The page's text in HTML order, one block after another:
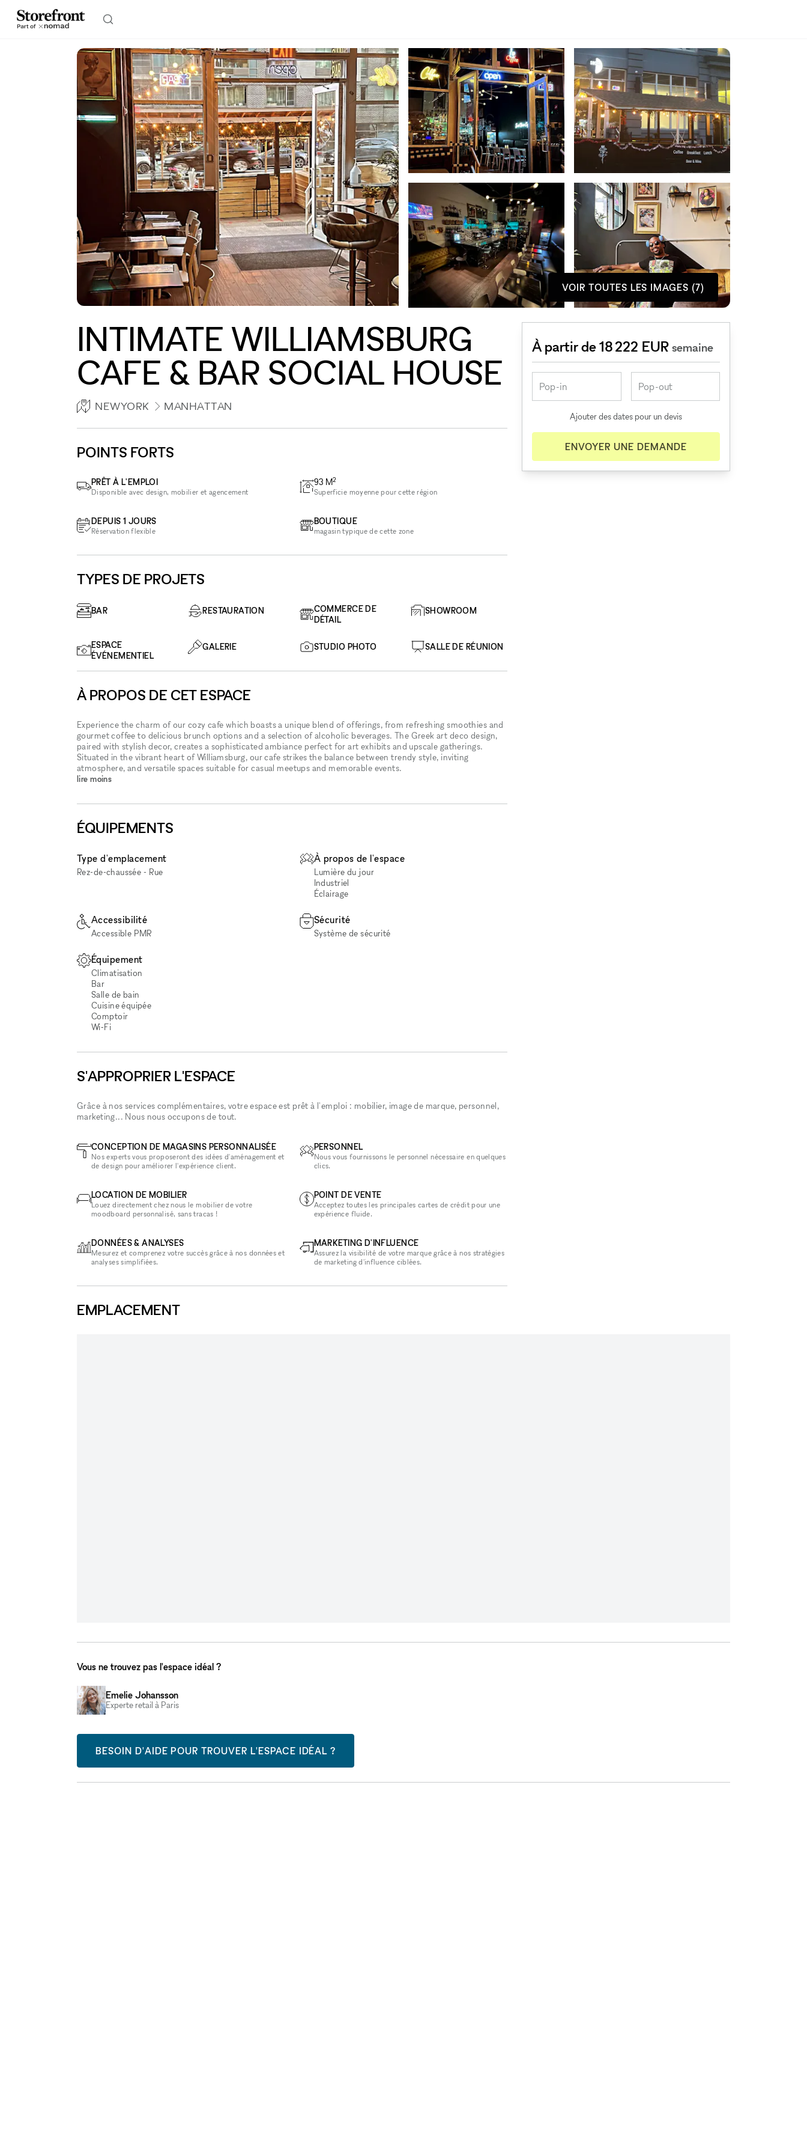
VOIR TOUTES LES IMAGES (7)
INTIMATE WILLIAMSBURG
CAFE & BAR SOCIAL HOUSE
NEWYORK MANHATTAN
POINTS FORTS
PRÊT À L'EMPLOI
Disponible avec design, mobilier et agencement
DEPUIS 1 JOURS
Réservation flexible
93 M2
Superficie moyenne pour cette région
BOUTIQUE
magasin typique de cette zone
TYPES DE PROJETS
BAR RESTAURATION
COMMERCE DE
DÉTAIL
SHOWROOM
ESPACE
ÉVÉNEMENTIEL
GALERIE STUDIO PHOTO SALLE DE RÉUNION
À PROPOS DE CET ESPACE
Experience the charm of our cozy cafe which boasts a unique blend of offerings, from refreshing smoothies and
gourmet coffee to delicious brunch options and a selection of alcoholic beverages. The Greek art deco design,
paired with stylish decor, creates a sophisticated ambiance perfect for art exhibits and upscale gatherings.
Situated in the vibrant heart of Williamsburg, our cafe strikes the balance between trendy style, inviting
atmosphere, and versatile spaces suitable for casual meetups and memorable events.
lire moins
ÉQUIPEMENTS
Type d'emplacement
Rez-de-chaussée - Rue
À propos de l'espace
Lumière du jour
Industriel
Éclairage
Accessibilité
Accessible PMR
Sécurité
Système de sécurité
Équipement
Climatisation
Bar
Salle de bain
Cuisine équipée
Comptoir
Wi‑Fi
S'APPROPRIER L'ESPACE
Grâce à nos services complémentaires, votre espace est prêt à l'emploi : mobilier, image de marque, personnel,
marketing... Nous nous occupons de tout.
CONCEPTION DE MAGASINS PERSONNALISÉE
Nos experts vous proposeront des idées d'aménagement et
de design pour améliorer l'expérience client.
LOCATION DE MOBILIER
Louez directement chez nous le mobilier de votre
moodboard personnalisé, sans tracas !
DONNÉES & ANALYSES
Mesurez et comprenez votre succès grâce à nos données et
analyses simplifiées.
PERSONNEL
Nous vous fournissons le personnel nécessaire en quelques
clics.
POINT DE VENTE
Acceptez toutes les principales cartes de crédit pour une
expérience fluide.
MARKETING D'INFLUENCE
Assurez la visibilité de votre marque grâce à nos stratégies
de marketing d'influence ciblées.
À partir de 18 222 EURsemaine
Ajouter des dates pour un devis
ENVOYER UNE DEMANDE
EMPLACEMENT
Vous ne trouvez pas l'espace idéal ?
Emelie Johansson
Experte retail à Paris
BESOIN D'AIDE POUR TROUVER L'ESPACE IDÉAL ?